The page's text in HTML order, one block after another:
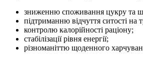
зниженню споживання цукру та
підтриманню відчуття ситості на
контролю калорійності раціону;
стабілізації рівня енергії;
різноманіттю щоденного